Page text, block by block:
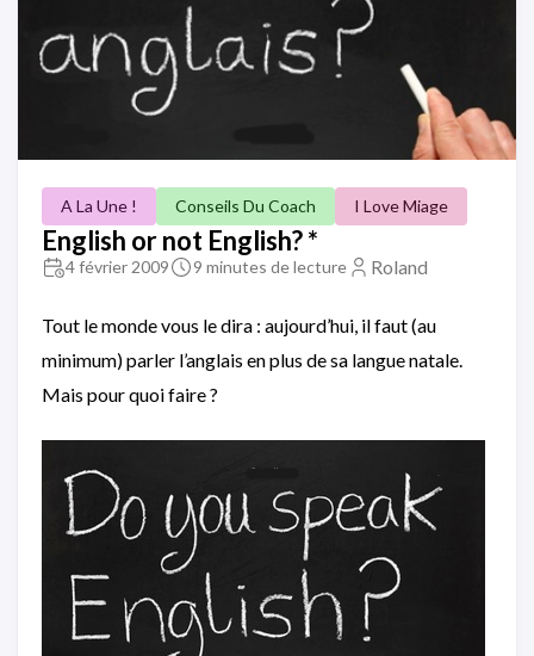
A La Une ! Conseils Du Coach I Love Miage
English or not English? *
4 février 2009 9 minutes de lecture Roland
Tout le monde vous le dira : aujourd’hui, il faut (au
minimum) parler l’anglais en plus de sa langue natale.
Mais pour quoi faire ?